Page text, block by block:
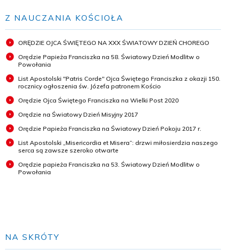
Z NAUCZANIA KOŚCIOŁA
ORĘDZIE OJCA ŚWIĘTEGO NA XXX ŚWIATOWY DZIEŃ CHOREGO
Orędzie Papieża Franciszka na 58. Światowy Dzień Modlitw o
Powołania
List Apostolski "Patris Corde" Ojca Świętego Franciszka z okazji 150.
rocznicy ogłoszenia św. Józefa patronem Kościo
Orędzie Ojca Świętego Franciszka na Wielki Post 2020
Orędzie na Światowy Dzień Misyjny 2017
Orędzie Papieża Franciszka na Światowy Dzień Pokoju 2017 r.
List Apostolski „Misericordia et Misera”: drzwi miłosierdzia naszego
serca są zawsze szeroko otwarte
Orędzie papieża Franciszka na 53. Światowy Dzień Modlitw o
Powołania
NA SKRÓTY